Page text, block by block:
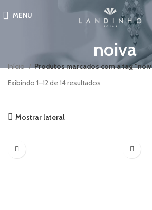
MENU
noiva
Início
Produtos marcados com a tag
Exibindo 1–12 de 14 resultados
Mostrar lateral